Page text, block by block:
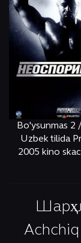
Bo'ysunmas 2
Uzbek tilida
2005 kino